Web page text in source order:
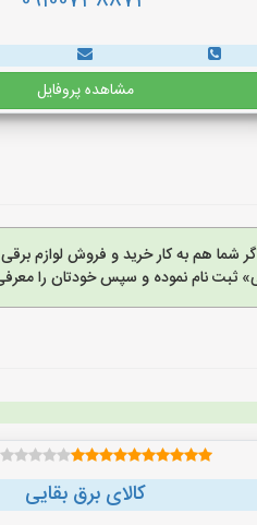
مشاهده پروفایل
شما هم به کار خرید و فروش لوازم
ثبت نام نموده و سپس خودتان را
کالای برق بقایی